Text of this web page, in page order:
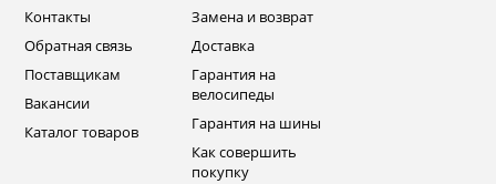
Контакты
Обратная связь
Поставщикам
Вакансии
Каталог товаров
Замена и возврат
Доставка
Гарантия на
велосипеды
Гарантия на шины
Как совершить
покупку